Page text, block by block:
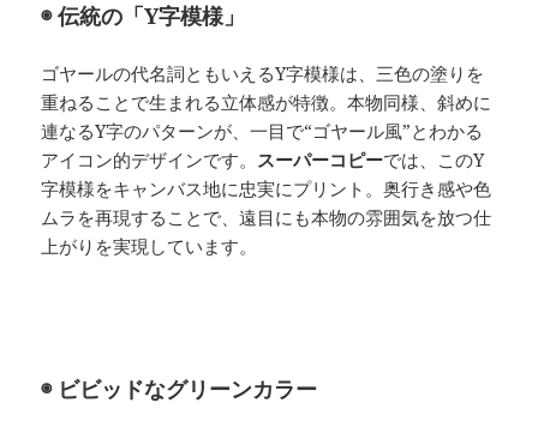
◉ 伝統の「Y字模様」
ゴヤールの代名詞ともいえるY字模様は、三色の塗りを
重ねることで生まれる立体感が特徴。本物同様、斜めに
連なるY字のパターンが、一目で“ゴヤール風”とわかる
アイコン的デザインです。 スーパーコピーでは、このY
字模様をキャンバス地に忠実にプリント。奥行き感や色
ムラを再現することで、遠目にも本物の雰囲気を放つ仕
上がりを実現しています。
◉ ビビッドなグリーンカラー